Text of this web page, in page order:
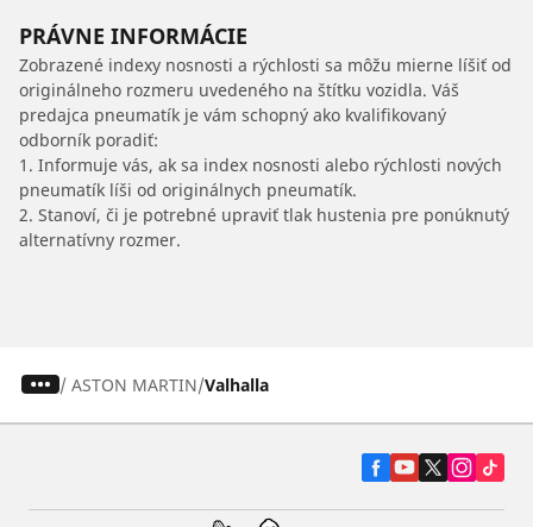
PRÁVNE INFORMÁCIE
Zobrazené indexy nosnosti a rýchlosti sa môžu mierne líšiť od
originálneho rozmeru uvedeného na štítku vozidla. Váš
predajca pneumatík je vám schopný ako kvalifikovaný
odborník poradiť:
1. Informuje vás, ak sa index nosnosti alebo rýchlosti nových
pneumatík líši od originálnych pneumatík.
2. Stanoví, či je potrebné upraviť tlak hustenia pre ponúknutý
alternatívny rozmer.
/ ASTON MARTIN Valhalla